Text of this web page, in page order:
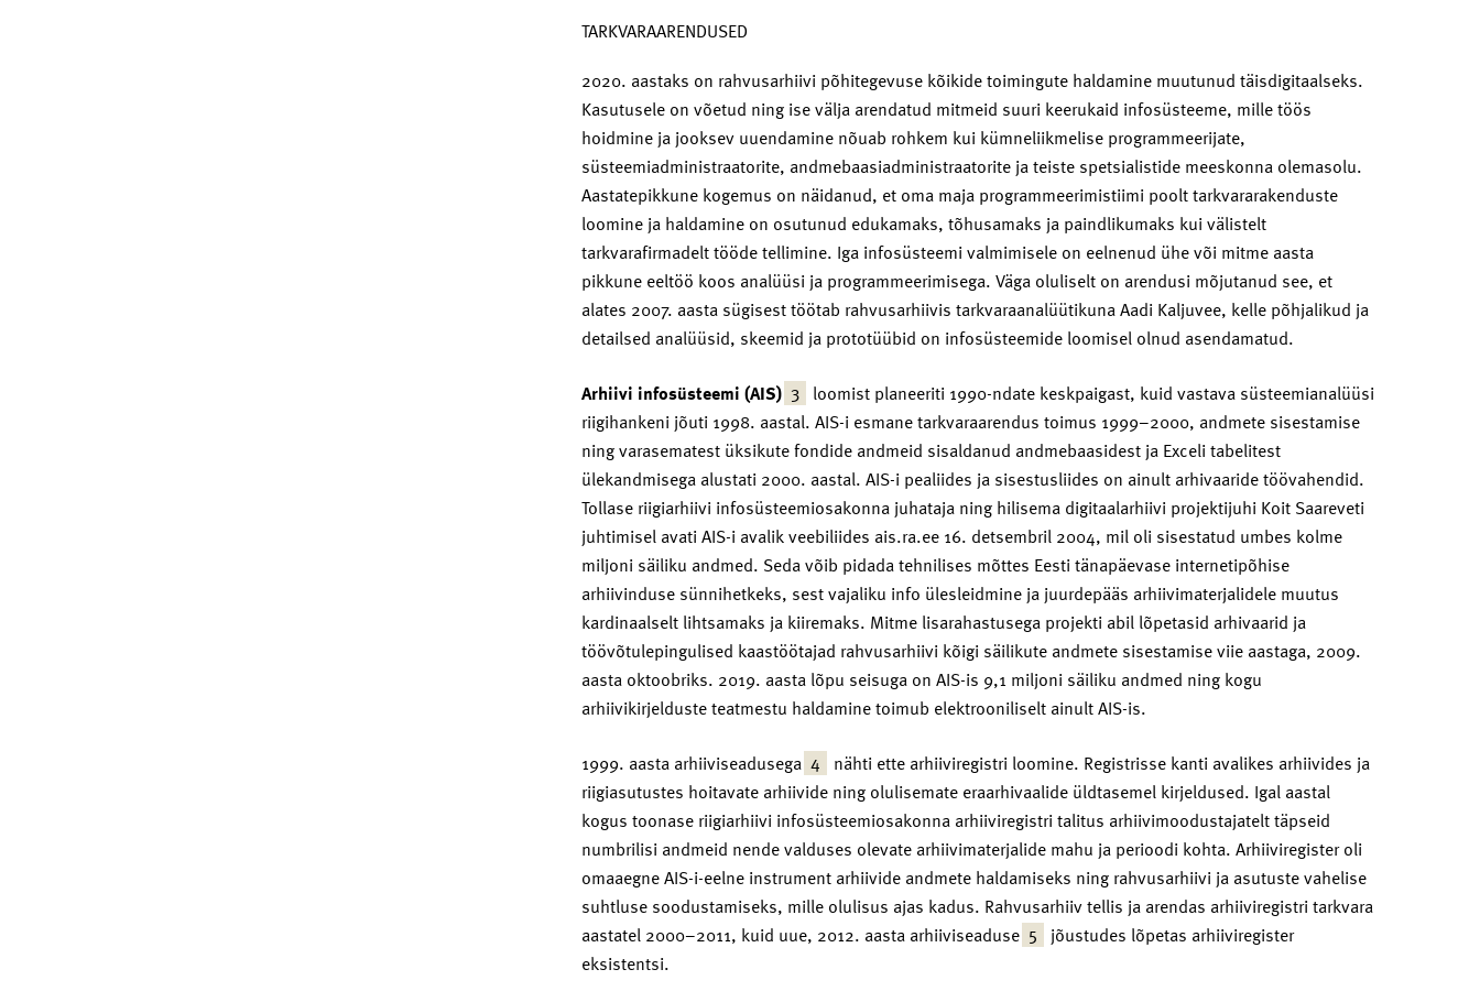
TARKVARAARENDUSED
2020. aastaks on rahvusarhiivi põhitegevuse kõikide toimingute haldamine muutunud täisdigitaalseks.
Kasutusele on võetud ning ise välja arendatud mitmeid suuri keerukaid infosüsteeme, mille töös
hoidmine ja jooksev uuendamine nõuab rohkem kui kümneliikmelise programmeerijate,
süsteemiadministraatorite, andmebaasiadministraatorite ja teiste spetsialistide meeskonna olemasolu.
Aastatepikkune kogemus on näidanud, et oma maja programmeerimistiimi poolt tarkvararakenduste
loomine ja haldamine on osutunud edukamaks, tõhusamaks ja paindlikumaks kui välistelt
tarkvarafirmadelt tööde tellimine. Iga infosüsteemi valmimisele on eelnenud ühe või mitme aasta
pikkune eeltöö koos analüüsi ja programmeerimisega. Väga oluliselt on arendusi mõjutanud see, et
alates 2007. aasta sügisest töötab rahvusarhiivis tarkvaraanalüütikuna Aadi Kaljuvee, kelle põhjalikud ja
detailsed analüüsid, skeemid ja prototüübid on infosüsteemide loomisel olnud asendamatud.
Arhiivi infosüsteemi (AIS) 3 loomist planeeriti 1990-ndate keskpaigast, kuid vastava süsteemianalüüsi
riigihankeni jõuti 1998. aastal. AIS-i esmane tarkvaraarendus toimus 1999–2000, andmete sisestamise
ning varasematest üksikute fondide andmeid sisaldanud andmebaasidest ja Exceli tabelitest
ülekandmisega alustati 2000. aastal. AIS-i pealiides ja sisestusliides on ainult arhivaaride töövahendid.
Tollase riigiarhiivi infosüsteemiosakonna juhataja ning hilisema digitaalarhiivi projektijuhi Koit Saareveti
juhtimisel avati AIS-i avalik veebiliides ais.ra.ee 16. detsembril 2004, mil oli sisestatud umbes kolme
miljoni säiliku andmed. Seda võib pidada tehnilises mõttes Eesti tänapäevase internetipõhise
arhiivinduse sünnihetkeks, sest vajaliku info ülesleidmine ja juurdepääs arhiivimaterjalidele muutus
kardinaalselt lihtsamaks ja kiiremaks. Mitme lisarahastusega projekti abil lõpetasid arhivaarid ja
töövõtulepingulised kaastöötajad rahvusarhiivi kõigi säilikute andmete sisestamise viie aastaga, 2009.
aasta oktoobriks. 2019. aasta lõpu seisuga on AIS-is 9,1 miljoni säiliku andmed ning kogu
arhiivikirjelduste teatmestu haldamine toimub elektrooniliselt ainult AIS-is.
1999. aasta arhiiviseadusega 4 nähti ette arhiiviregistri loomine. Registrisse kanti avalikes arhiivides ja
riigiasutustes hoitavate arhiivide ning olulisemate eraarhivaalide üldtasemel kirjeldused. Igal aastal
kogus toonase riigiarhiivi infosüsteemiosakonna arhiiviregistri talitus arhiivimoodustajatelt täpseid
numbrilisi andmeid nende valduses olevate arhiivimaterjalide mahu ja perioodi kohta. Arhiiviregister oli
omaaegne AIS-i-eelne instrument arhiivide andmete haldamiseks ning rahvusarhiivi ja asutuste vahelise
suhtluse soodustamiseks, mille olulisus ajas kadus. Rahvusarhiiv tellis ja arendas arhiiviregistri tarkvara
aastatel 2000–2011, kuid uue, 2012. aasta arhiiviseaduse 5 jõustudes lõpetas arhiiviregister
eksistentsi.